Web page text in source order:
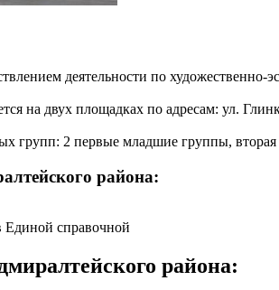
деятельности по художественно-
на двух площадках по адресам: ул.
групп: 2 первые младшие группы,
района:
Единой справочной
района: